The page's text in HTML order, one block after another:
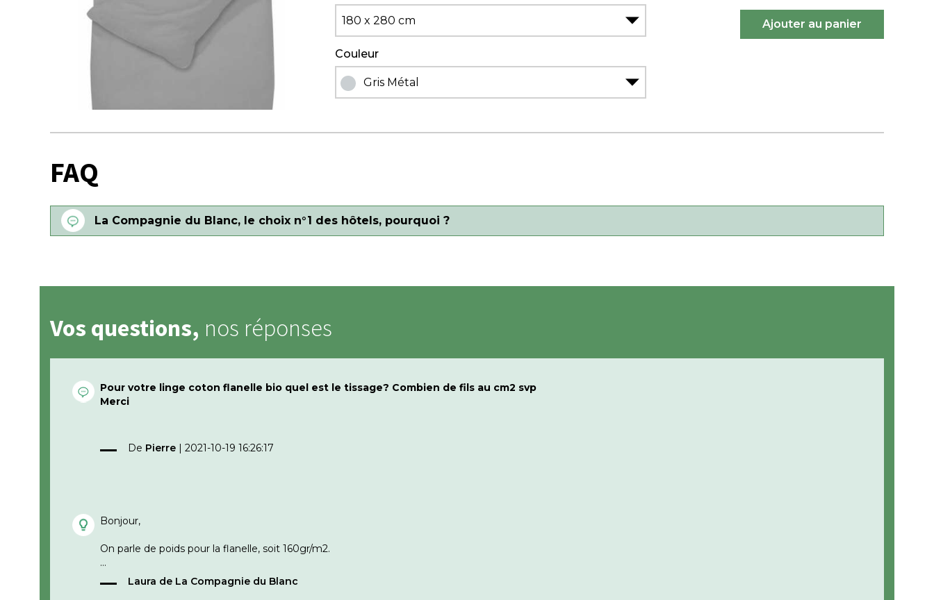
180 x 280 cm
Couleur
Gris Métal
FAQ
La Compagnie du Blanc, le choix n°1 des hôtels, pourquoi ?
Vos questions, nos réponses
Pour votre linge coton flanelle bio quel est le tissage? Combien de fils au cm2 svp
Merci
De Pierre 2021-10-19 16:26:17
Bonjour,
On parle de poids pour la flanelle, soit 160gr/m2.
Cordialement,
La Compagnie du Blanc
Laura de La Compagnie du Blanc